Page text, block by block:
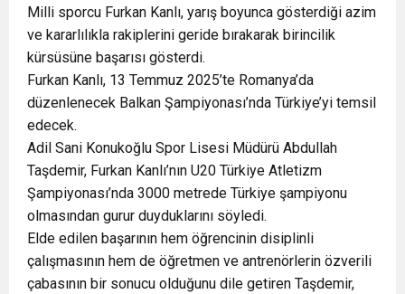
Milli sporcu Furkan Kanlı, yarış boyunca gösterdiği azim
ve kararlılıkla rakiplerini geride bırakarak birincilik
kürsüsüne başarısı gösterdi.
Furkan Kanlı, 13 Temmuz 2025’te Romanya’da
düzenlenecek Balkan Şampiyonası’nda Türkiye’yi temsil
edecek.
Adil Sani Konukoğlu Spor Lisesi Müdürü Abdullah
Taşdemir, Furkan Kanlı’nın U20 Türkiye Atletizm
Şampiyonası’nda 3000 metrede Türkiye şampiyonu
olmasından gurur duyduklarını söyledi.
Elde edilen başarının hem öğrencinin disiplinli
çalışmasının hem de öğretmen ve antrenörlerin özverili
çabasının bir sonucu olduğunu dile getiren Taşdemir,